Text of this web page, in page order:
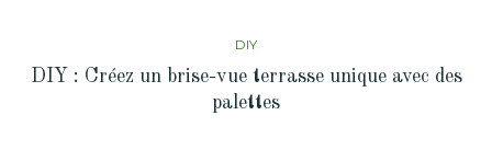
DIY
DIY : Créez un brise-vue terrasse unique avec des
palettes